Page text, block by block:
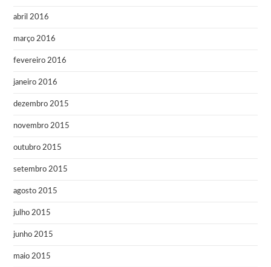
abril 2016
março 2016
fevereiro 2016
janeiro 2016
dezembro 2015
novembro 2015
outubro 2015
setembro 2015
agosto 2015
julho 2015
junho 2015
maio 2015